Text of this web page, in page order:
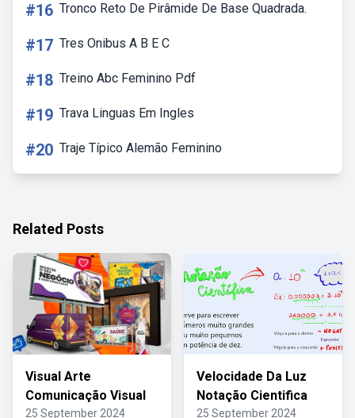
#16 Tronco Reto De Pirâmide De Base Quadrada.
#17 Tres Onibus A B E C
#18 Treino Abc Feminino Pdf
#19 Trava Linguas Em Ingles
#20 Traje Típico Alemão Feminino
Related Posts
Visual Arte
Comunicação Visual
25 September 2024
Velocidade Da Luz
Notação Cientifica
25 September 2024